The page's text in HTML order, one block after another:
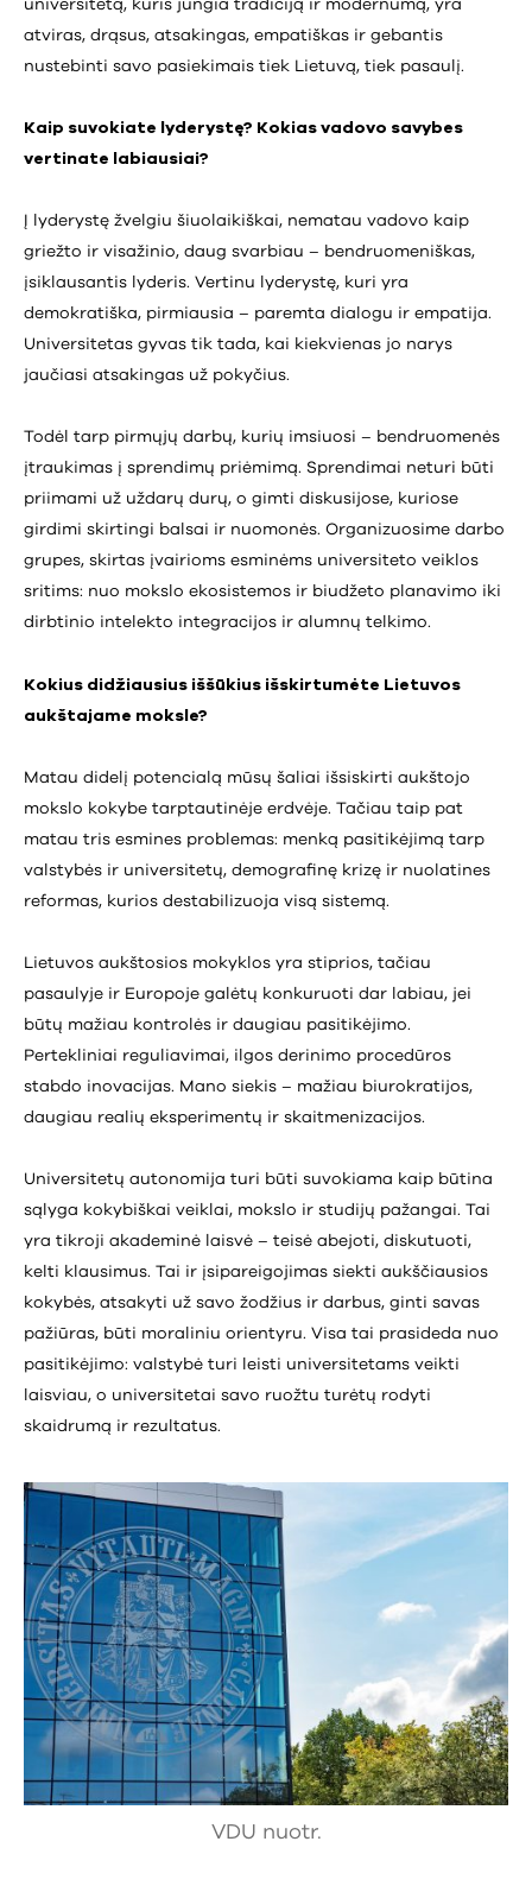
universitetą, kuris jungia tradiciją ir modernumą, yra
atviras, drąsus, atsakingas, empatiškas ir gebantis
nustebinti savo pasiekimais tiek Lietuvą, tiek pasaulį.
Kaip suvokiate lyderystę? Kokias vadovo savybes
vertinate labiausiai?
Į lyderystę žvelgiu šiuolaikiškai, nematau vadovo kaip
griežto ir visažinio, daug svarbiau – bendruomeniškas,
įsiklausantis lyderis. Vertinu lyderystę, kuri yra
demokratiška, pirmiausia – paremta dialogu ir empatija.
Universitetas gyvas tik tada, kai kiekvienas jo narys
jaučiasi atsakingas už pokyčius.
Todėl tarp pirmųjų darbų, kurių imsiuosi – bendruomenės
įtraukimas į sprendimų priėmimą. Sprendimai neturi būti
priimami už uždarų durų, o gimti diskusijose, kuriose
girdimi skirtingi balsai ir nuomonės. Organizuosime darbo
grupes, skirtas įvairioms esminėms universiteto veiklos
sritims: nuo mokslo ekosistemos ir biudžeto planavimo iki
dirbtinio intelekto integracijos ir alumnų telkimo.
Kokius didžiausius iššūkius išskirtumėte Lietuvos
aukštajame moksle?
Matau didelį potencialą mūsų šaliai išsiskirti aukštojo
mokslo kokybe tarptautinėje erdvėje. Tačiau taip pat
matau tris esmines problemas: menką pasitikėjimą tarp
valstybės ir universitetų, demografinę krizę ir nuolatines
reformas, kurios destabilizuoja visą sistemą.
Lietuvos aukštosios mokyklos yra stiprios, tačiau
pasaulyje ir Europoje galėtų konkuruoti dar labiau, jei
būtų mažiau kontrolės ir daugiau pasitikėjimo.
Pertekliniai reguliavimai, ilgos derinimo procedūros
stabdo inovacijas. Mano siekis – mažiau biurokratijos,
daugiau realių eksperimentų ir skaitmenizacijos.
Universitetų autonomija turi būti suvokiama kaip būtina
sąlyga kokybiškai veiklai, mokslo ir studijų pažangai. Tai
yra tikroji akademinė laisvė – teisė abejoti, diskutuoti,
kelti klausimus. Tai ir įsipareigojimas siekti aukščiausios
kokybės, atsakyti už savo žodžius ir darbus, ginti savas
pažiūras, būti moraliniu orientyru. Visa tai prasideda nuo
pasitikėjimo: valstybė turi leisti universitetams veikti
laisviau, o universitetai savo ruožtu turėtų rodyti
skaidrumą ir rezultatus.
VDU nuotr.